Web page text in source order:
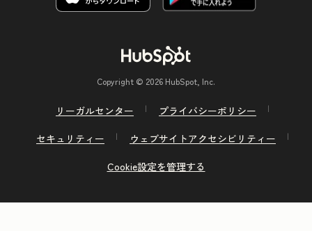
Copyright © 2026 HubSpot, Inc.
リーガルセンター
プライバシーポリシー
セキュリティー
ウェブサイトアクセシビリティー
Cookie設定を管理する